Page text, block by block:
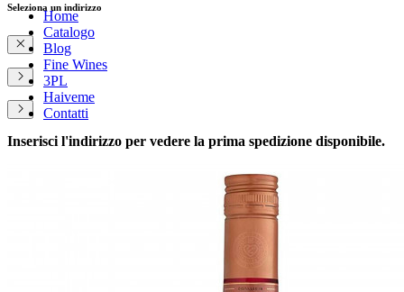
Home
Catalogo
Blog
Fine Wines
3PL
Haiveme
Contatti
Seleziona un indirizzo
Inserisci l'indirizzo per vedere la prima spedizione disponibile.